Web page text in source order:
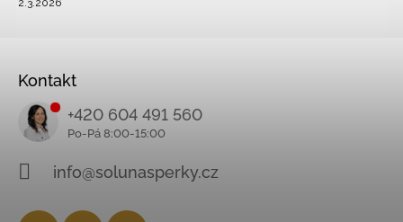
2.3.2026
Kontakt
+420 604 491 560
info@solunasperky.cz